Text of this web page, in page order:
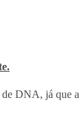
DNA, já que